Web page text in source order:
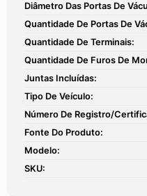
Diâmetro Das Portas De
Quantidade De Portas De
Quantidade De Terminais:
Quantidade De Furos De
Juntas Incluídas:
Tipo De Veículo:
Número De Registro/
Fonte Do Produto:
Modelo:
SKU: